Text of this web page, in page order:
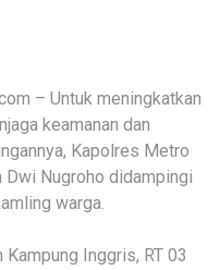
– Untuk meningkatkan
keamanan dan
Kapolres Metro
Nugroho didampingi
warga.
Inggris, RT 03